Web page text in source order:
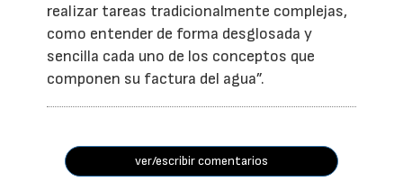
realizar tareas tradicionalmente complejas,
como entender de forma desglosada y
sencilla cada uno de los conceptos que
componen su factura del agua”.
ver/escribir comentarios